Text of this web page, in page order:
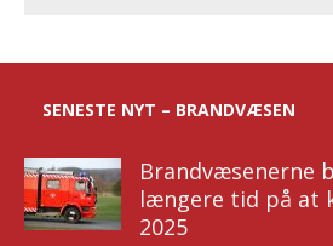
SENESTE NYT – BRANDVÆSEN
Brandvæsenerne
længere tid på at
2025